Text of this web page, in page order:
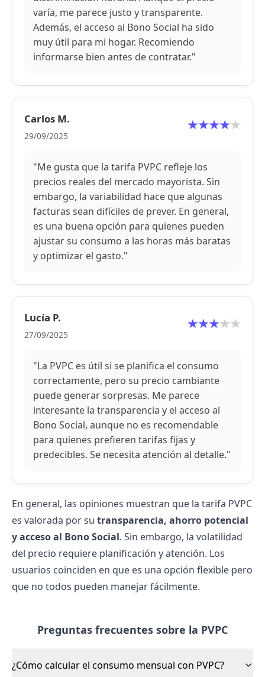
varía, me parece justo y transparente.
Además, el acceso al Bono Social ha sido
muy útil para mi hogar. Recomiendo
informarse bien antes de contratar."
Carlos M.
29/09/2025
"Me gusta que la tarifa PVPC refleje los
precios reales del mercado mayorista. Sin
embargo, la variabilidad hace que algunas
facturas sean difíciles de prever. En general,
es una buena opción para quienes pueden
ajustar su consumo a las horas más baratas
y optimizar el gasto."
Lucía P.
27/09/2025
"La PVPC es útil si se planifica el consumo
correctamente, pero su precio cambiante
puede generar sorpresas. Me parece
interesante la transparencia y el acceso al
Bono Social, aunque no es recomendable
para quienes prefieren tarifas fijas y
predecibles. Se necesita atención al detalle."
En general, las opiniones muestran que la tarifa PVPC
es valorada por su transparencia, ahorro potencial
y acceso al Bono Social. Sin embargo, la volatilidad
del precio requiere planificación y atención. Los
usuarios coinciden en que es una opción flexible pero
que no todos pueden manejar fácilmente.
Preguntas frecuentes sobre la PVPC
¿Cómo calcular el consumo mensual con PVPC?